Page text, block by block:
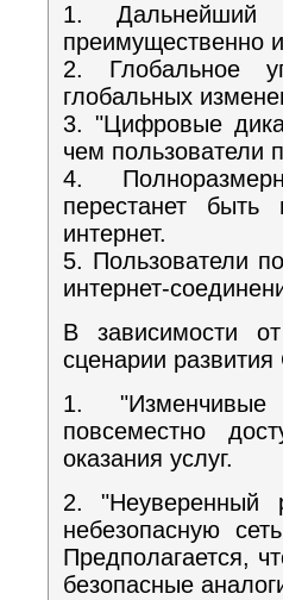
1. Дальнейший
преимущественно
2. Глобальное
глобальных
3. "Цифровые
чем пользователи
4.
перестанет
интернет.
5. Пользователи
интернет-
В зависимости
сценарии развития
1.
повсеместно
оказания услуг.
2. "Неуверенный
небезопасную
Предполагается,
безопасные